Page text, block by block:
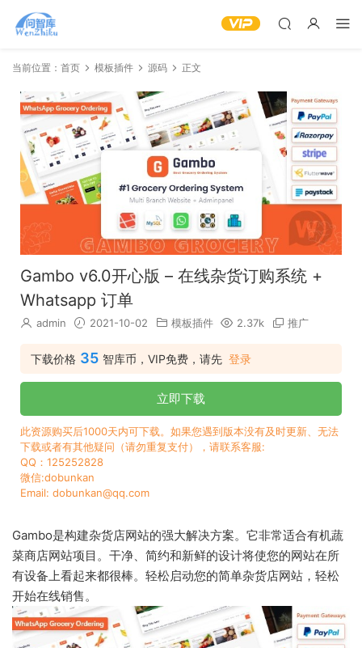
当前位置： 首页 模板插件 源码 正文
Gambo v6.0开心版 – 在线杂货订购系统 +
Whatsapp 订单
admin 2021-10-02 模板插件 2.37k 推广
下载价格 35 智库币，VIP免费，请先 登录
立即下载
此资源购买后1000天内可下载。如果您遇到版本没有及时更新、无法
下载或者有其他疑问（请勿重复支付），请联系客服:
QQ：125252828
微信:dobunkan
Email: dobunkan@qq.com
Gambo是构建杂货店网站的强大解决方案。它非常适合有机蔬
菜商店网站项目。干净、简约和新鲜的设计将使您的网站在所
有设备上看起来都很棒。轻松启动您的简单杂货店网站，轻松
开始在线销售。